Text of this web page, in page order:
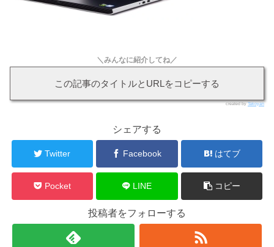
＼みんなに紹介してね／
この記事のタイトルとURLをコピーする
created byTakoyan
シェアする
Twitter Facebook はてブ
Pocket LINE コピー
投稿者をフォローする